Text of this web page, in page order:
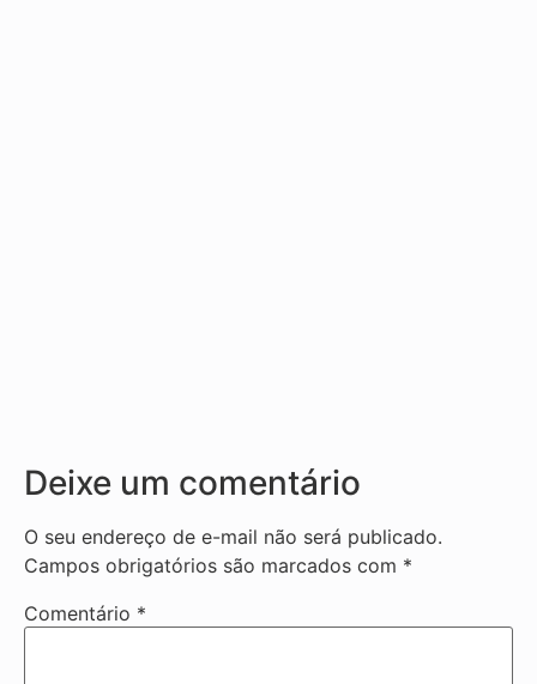
Deixe um comentário
O seu endereço de e-mail não será publicado.
Campos obrigatórios são marcados com *
Comentário *